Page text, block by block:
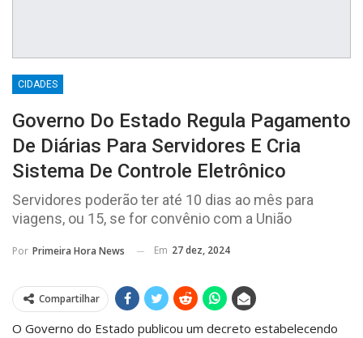
CIDADES
Governo Do Estado Regula Pagamento
De Diárias Para Servidores E Cria
Sistema De Controle Eletrônico
Servidores poderão ter até 10 dias ao mês para
viagens, ou 15, se for convênio com a União
Por Primeira Hora News Em 27 dez, 2024
Compartilhar
O Governo do Estado publicou um decreto estabelecendo